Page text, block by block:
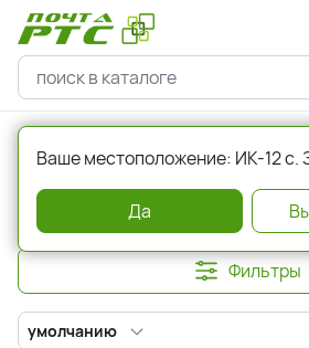
Главная Напитки Вода
Вода
Фильтры
умолчанию
Ваше местоположение: ИК-12 с.
Да